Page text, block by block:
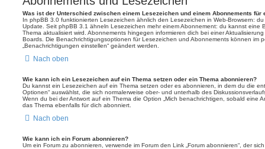
Was ist der Unterschied zwischen einem Lesezeichen und einem Abonnements für
In phpBB 3.0 funktionierten Lesezeichen ähnlich den Lesezeichen in Web-Browsern:
Update. Seit phpBB 3.1 ähneln Lesezeichen mehr einem Abonnement: du kannst eine
Thema aktualisiert wird. Abonnements hingegen informieren dich bei einer
Boards. Die Benachrichtigungsoptionen für Lesezeichen und Abonnements können im
„Benachrichtigungen einstellen“ geändert werden.
Nach oben
Wie kann ich ein Lesezeichen auf ein Thema setzen oder ein Thema abonnieren?
Du kannst ein Lesezeichen auf ein Thema setzen oder es abonnieren, in dem du die
Optionen“ auswählst, die sich normalerweise ober- und unterhalb des
Wenn du bei der Antwort auf ein Thema die Option „Mich benachrichtigen, sobald eine
das Thema ebenfalls für dich abonniert.
Nach oben
Wie kann ich ein Forum abonnieren?
Um ein Forum zu abonnieren, verwende im Forum den Link „Forum abonnieren“, der